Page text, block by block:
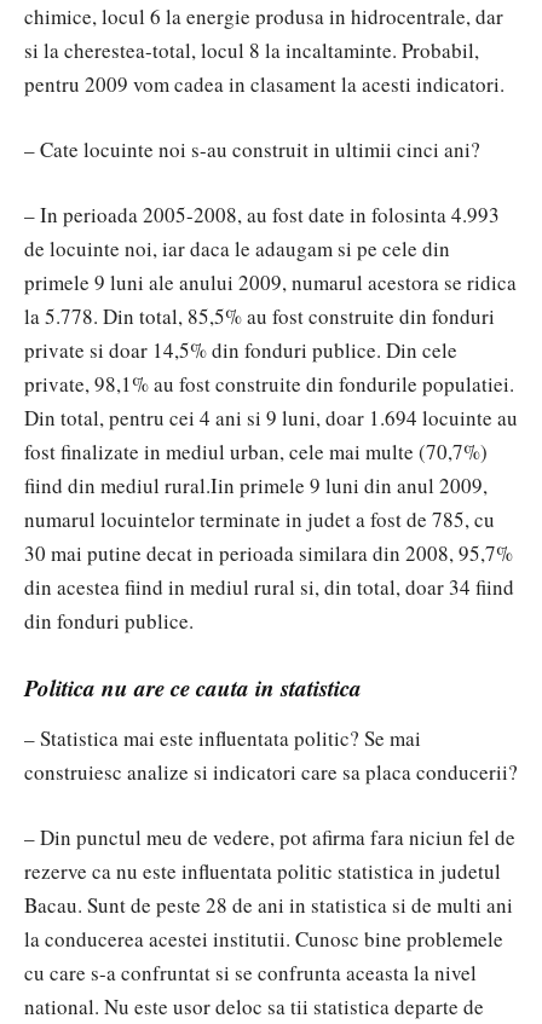
chimice, locul 6 la energie produsa in hidrocentrale, dar
si la cherestea-total, locul 8 la incaltaminte. Probabil,
pentru 2009 vom cadea in clasament la acesti indicatori.
– Cate locuinte noi s-au construit in ultimii cinci ani?
– In perioada 2005-2008, au fost date in folosinta 4.993
de locuinte noi, iar daca le adaugam si pe cele din
primele 9 luni ale anului 2009, numarul acestora se ridica
la 5.778. Din total, 85,5% au fost construite din fonduri
private si doar 14,5% din fonduri publice. Din cele
private, 98,1% au fost construite din fondurile populatiei.
Din total, pentru cei 4 ani si 9 luni, doar 1.694 locuinte au
fost finalizate in mediul urban, cele mai multe (70,7%)
fiind din mediul rural.Iin primele 9 luni din anul 2009,
numarul locuintelor terminate in judet a fost de 785, cu
30 mai putine decat in perioada similara din 2008, 95,7%
din acestea fiind in mediul rural si, din total, doar 34 fiind
din fonduri publice.
Politica nu are ce cauta in statistica
– Statistica mai este influentata politic? Se mai
construiesc analize si indicatori care sa placa conducerii?
– Din punctul meu de vedere, pot afirma fara niciun fel de
rezerve ca nu este influentata politic statistica in judetul
Bacau. Sunt de peste 28 de ani in statistica si de multi ani
la conducerea acestei institutii. Cunosc bine problemele
cu care s-a confruntat si se confrunta aceasta la nivel
national. Nu este usor deloc sa tii statistica departe de